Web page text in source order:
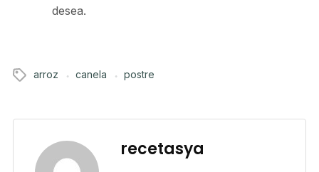
desea.
arroz canela postre
recetasya